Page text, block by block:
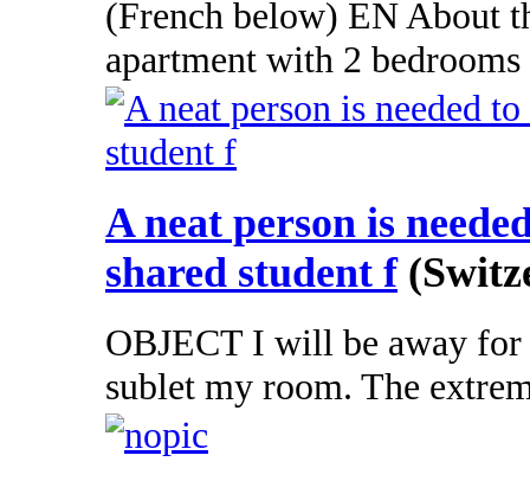
(French below) EN About
apartment with 2
A neat person is
shared student f
OBJECT I will be away for
sublet my room. The